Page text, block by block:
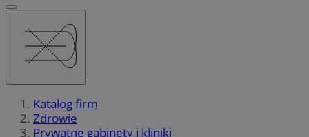
Katalog firm
Zdrowie
Prywatne gabinety i kliniki